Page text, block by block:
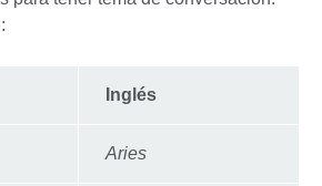
Inglés
Aries